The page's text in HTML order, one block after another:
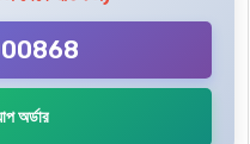
অর্ডার